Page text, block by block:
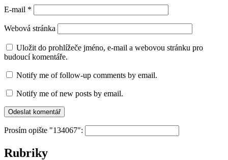
E-mail *
Webová stránka
Uložit do prohlížeče jméno, e-mail a webovou stránku pro
budoucí komentáře.
Notify me of follow-up comments by email.
Notify me of new posts by email.
Prosím opište "134067":
Rubriky